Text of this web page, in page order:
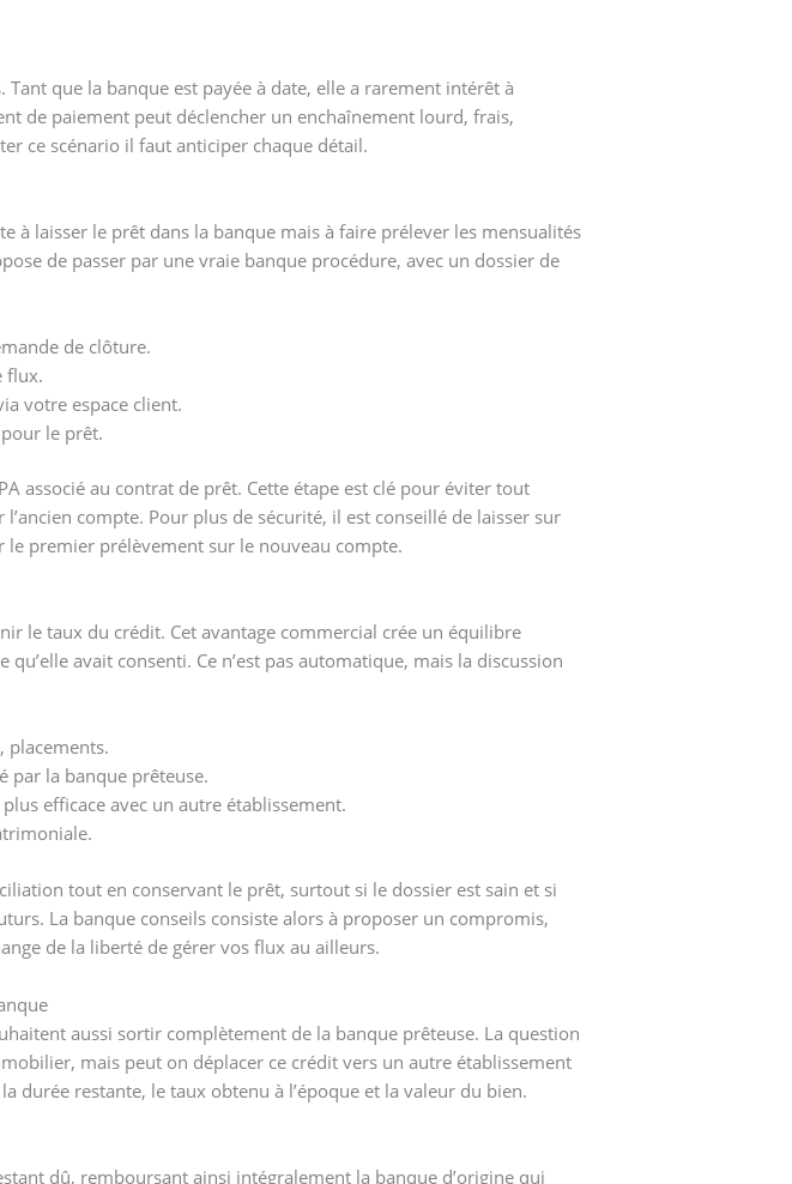
que la banque est payée à date, elle a rarement intérêt à
de paiement peut déclencher un enchaînement lourd, frais,
ce scénario il faut anticiper chaque détail.
laisser le prêt dans la banque mais à faire prélever les mensualités
de passer par une vraie banque procédure, avec un dossier de
de clôture.
flux.
votre espace client.
le prêt.
associé au contrat de prêt. Cette étape est clé pour éviter tout
compte. Pour plus de sécurité, il est conseillé de laisser sur
le premier prélèvement sur le nouveau compte.
le taux du crédit. Cet avantage commercial crée un équilibre
avait consenti. Ce n’est pas automatique, mais la discussion
placements.
par la banque prêteuse.
efficace avec un autre établissement.
tout en conservant le prêt, surtout si le dossier est sain et si
La banque conseils consiste alors à proposer un compromis,
de la liberté de gérer vos flux au ailleurs.
aussi sortir complètement de la banque prêteuse. La question
mais peut on déplacer ce crédit vers un autre établissement
durée restante, le taux obtenu à l’époque et la valeur du bien.
dû, remboursant ainsi intégralement la banque d’origine qui